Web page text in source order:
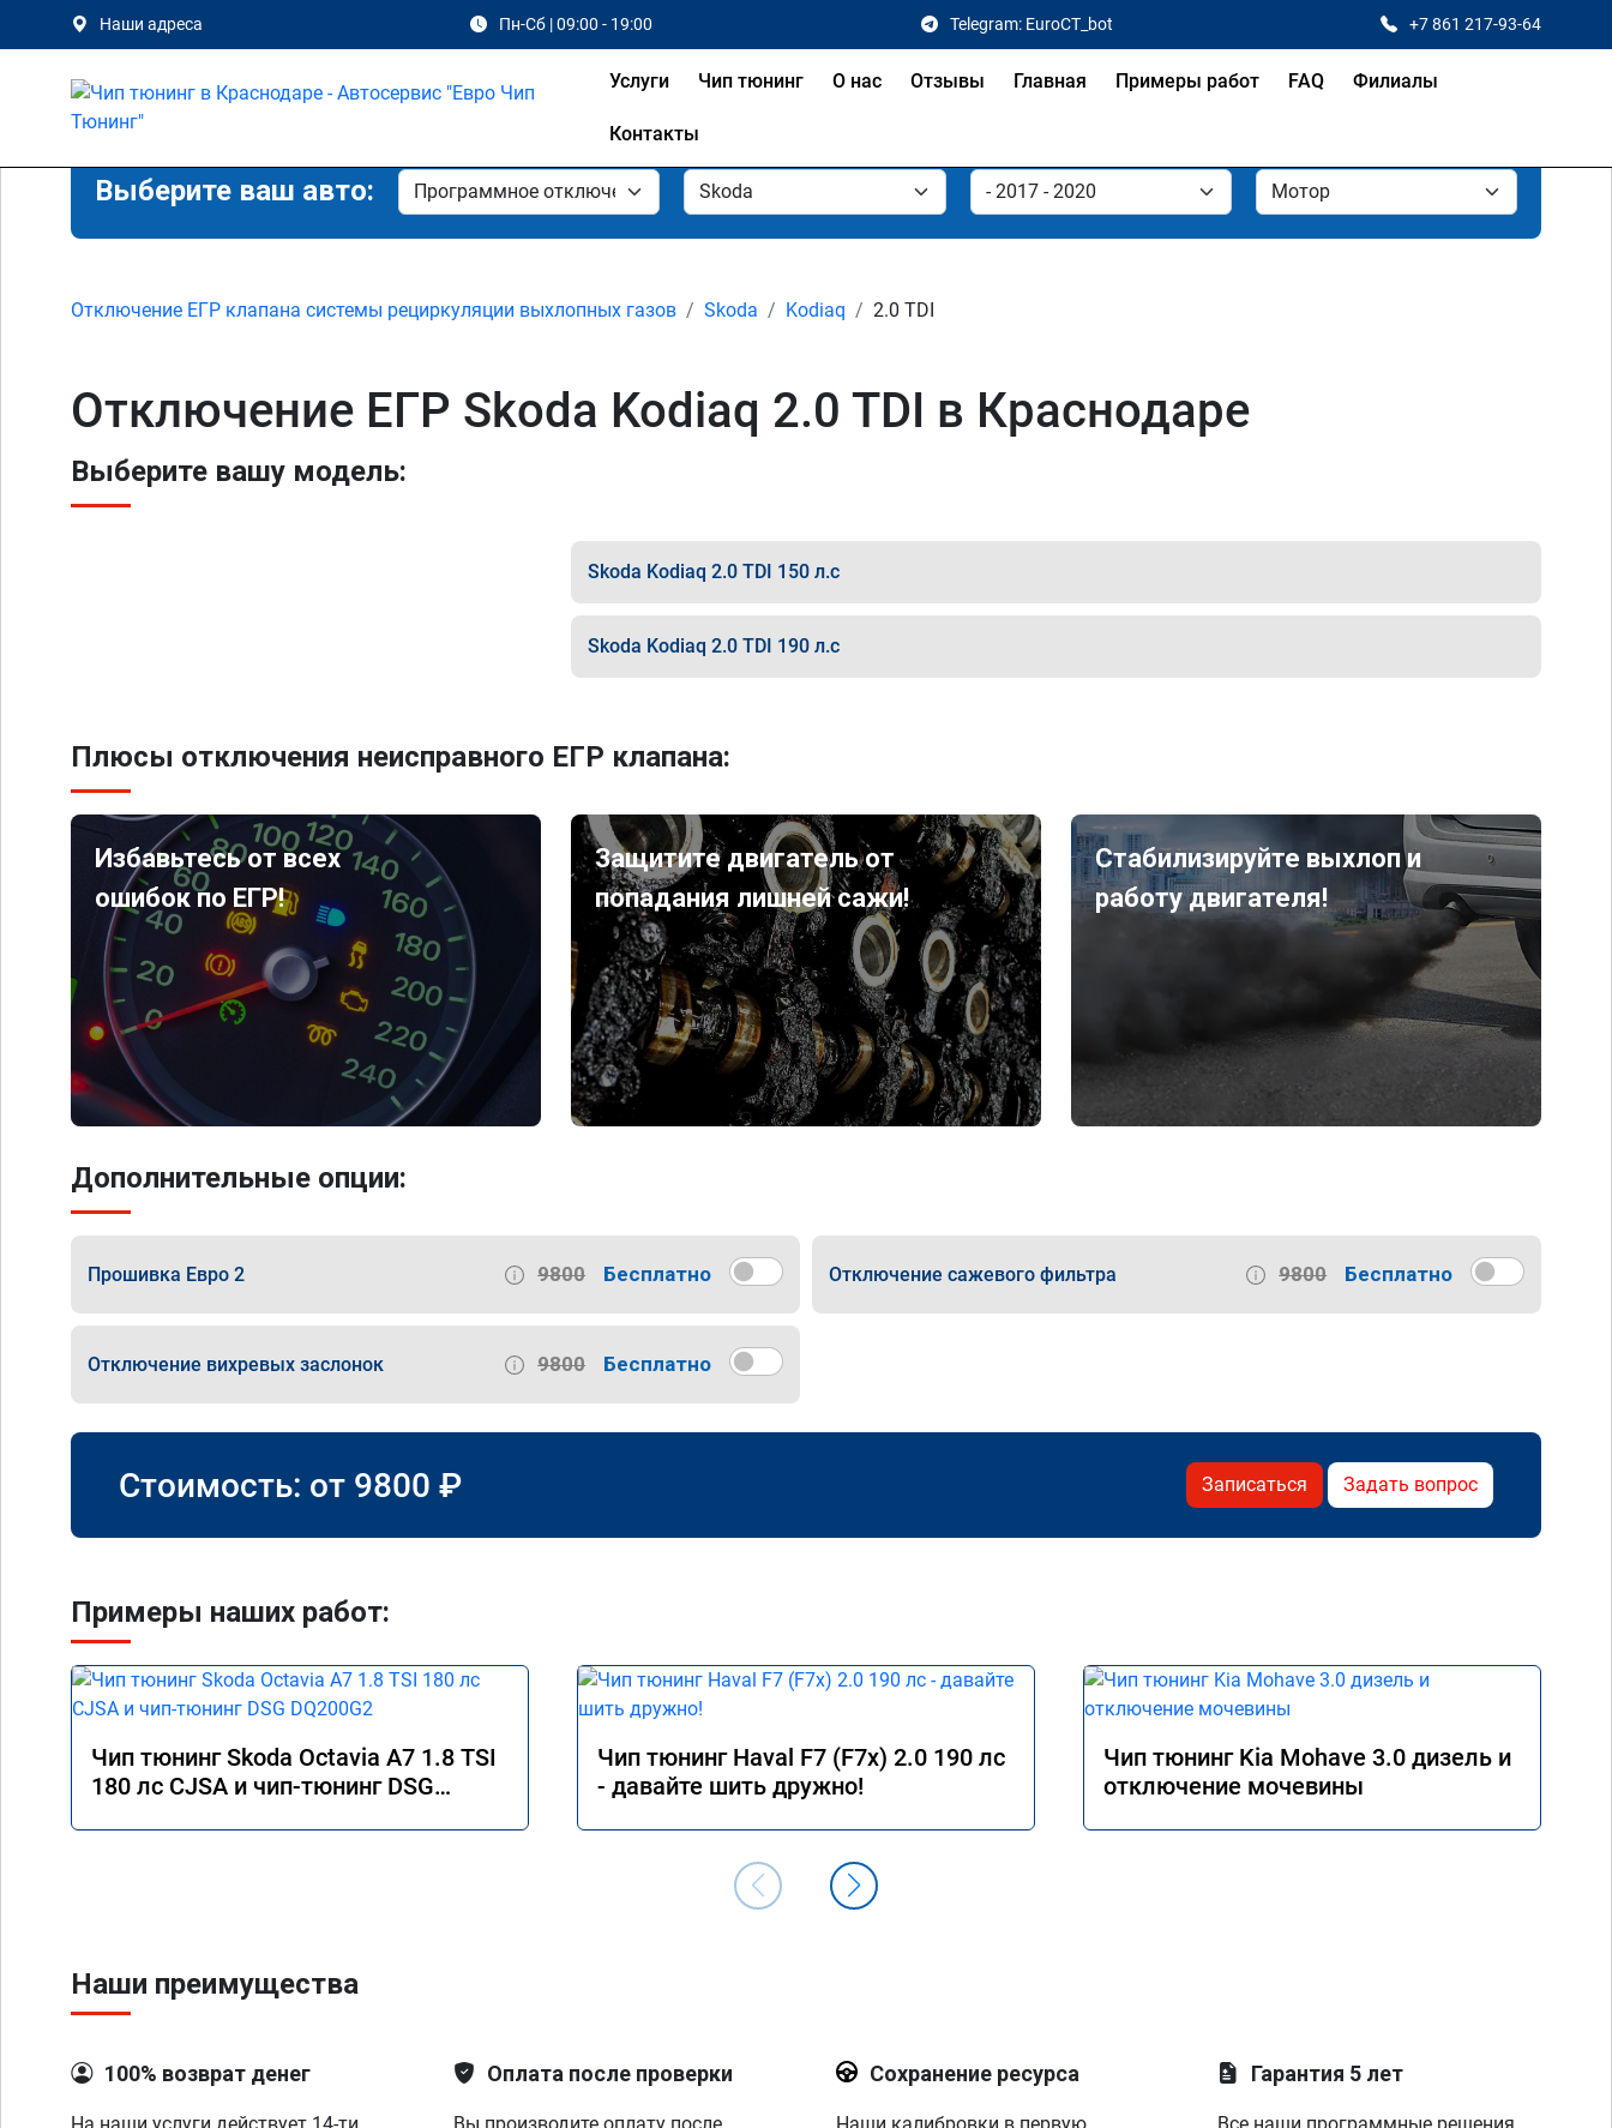
Наши адреса Пн-Сб | 09:00 - 19:00 Telegram: EuroCT_bot +7 861 217-93-64
Услуги Чип тюнинг О нас Отзывы Главная Примеры работ FAQ Филиалы
Контакты
Выберите ваш авто:
Отключение ЕГР клапана системы рециркуляции выхлопных газов Skoda Kodiaq 2.0 TDI
Отключение ЕГР Skoda Kodiaq 2.0 TDI в Краснодаре
Выберите вашу модель:
Skoda Kodiaq 2.0 TDI 150 л.с
Skoda Kodiaq 2.0 TDI 190 л.с
Плюсы отключения неисправного ЕГР клапана:
Избавьтесь от всех
ошибок по ЕГР!
Защитите двигатель от
попадания лишней сажи!
Стабилизируйте выхлоп и
работу двигателя!
Дополнительные опции:
Прошивка Евро 2 9800 Бесплатно Отключение сажевого фильтра 9800 Бесплатно
Отключение вихревых заслонок 9800 Бесплатно
Стоимость: от 9800 ₽ Записаться Задать вопрос
Примеры наших работ:
Чип тюнинг Skoda Octavia A7 1.8 TSI
180 лс CJSA и чип-тюнинг DSG
Чип тюнинг Haval F7 (F7x) 2.0 190 лс
- давайте шить дружно!
Чип тюнинг Kia Mohave 3.0 дизель и
отключение мочевины
Наши преимущества
100% возврат денег Оплата после проверки Сохранение ресурса Гарантия 5 лет